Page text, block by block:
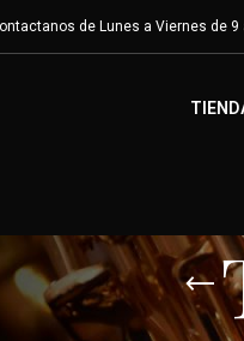
de Lunes a Viernes de 9